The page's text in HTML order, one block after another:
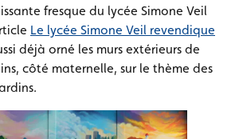
fresque du lycée Simone Veil
Le lycée Simone Veil revendique
déjà orné les murs extérieurs de
côté maternelle, sur le thème des